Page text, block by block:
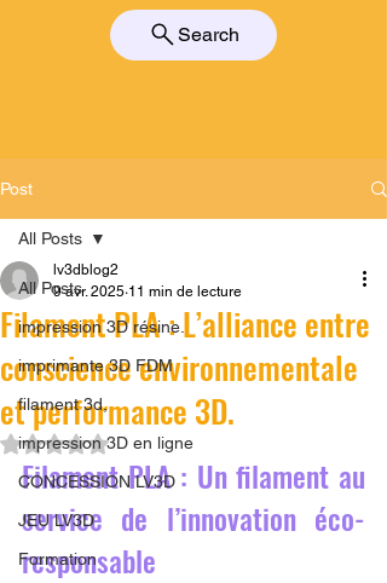
Search
Post
All Posts
impression 3D résine.
imprimante 3D FDM
filament 3d,
impression 3D en ligne
CONCESSION LV3D
JEU LV3D
Formation
All Posts
Filament PLA : L’alliance entre
conscience environnementale
et performance 3D.
lv3dblog2
9 avr. 2025 11 min de lecture
Noté NaN étoiles sur 5.
Filament PLA : Un filament au
service de l’innovation éco-
responsable